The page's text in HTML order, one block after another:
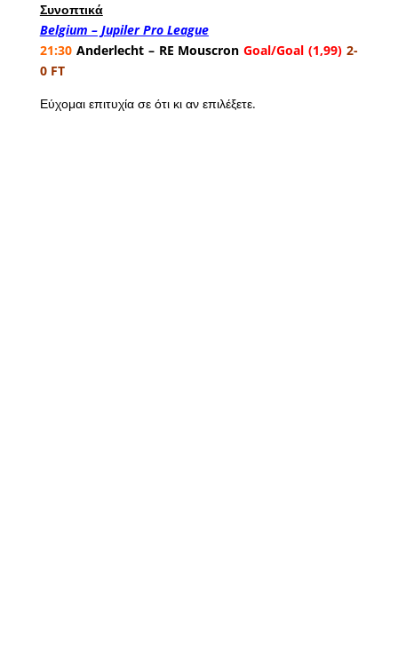
Συνοπτικά
Belgium – Jupiler Pro League
21:30Anderlecht – RE Mouscron Goal/Goal (1,99) 2-
0 FT
Εύχομαι επιτυχία σε ότι κι αν επιλέξετε.